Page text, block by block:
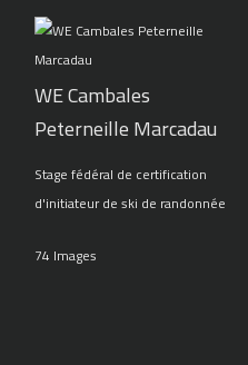
WE Cambales
Peterneille Marcadau
Stage fédéral de certification
d'initiateur de ski de randonnée
74 Images